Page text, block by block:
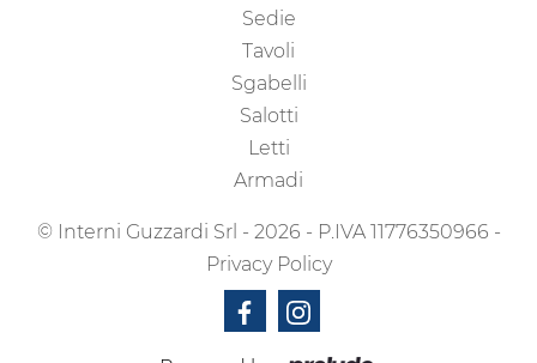
Sedie
Tavoli
Sgabelli
Salotti
Letti
Armadi
© Interni Guzzardi Srl - 2026 - P.IVA 11776350966 -
Privacy Policy